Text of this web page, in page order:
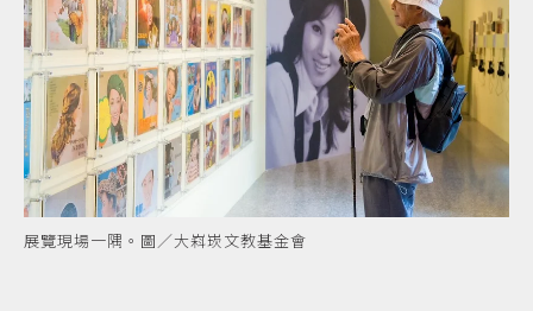
展覽現場一隅。圖／大嵙崁文教基金會